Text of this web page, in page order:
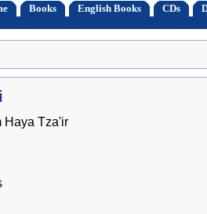
Books English Books CDs
Haya Tza'ir